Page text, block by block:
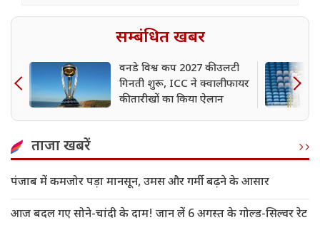
सम्बंधित खबर
वनडे विश्व कप 2027 की उलटी
गिनती शुरू, ICC ने क्वालीफायर
की तारीखों का किया ऐलान
ताजा खबरें
पंजाब में कमजोर पड़ा मानसून, उमस और गर्मी बढ़ने के आसार
आज बदल गए सोने-चांदी के दाम! जान लें 6 अगस्त के गोल्ड-सिल्वर रेट